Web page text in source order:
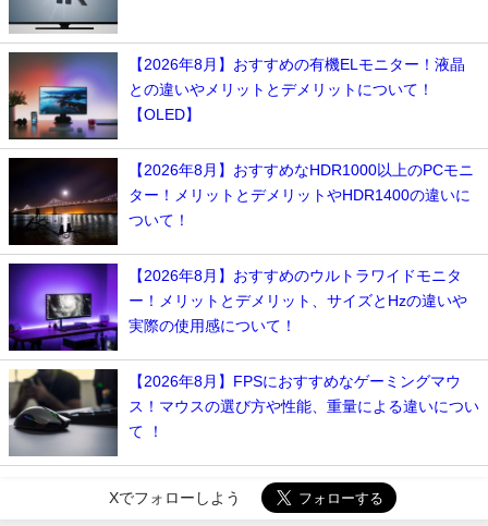
【2026年8月】おすすめの有機ELモニター！液晶
との違いやメリットとデメリットについて！
【OLED】
【2026年8月】おすすめなHDR1000以上のPCモニ
ター！メリットとデメリットやHDR1400の違いに
ついて！
【2026年8月】おすすめのウルトラワイドモニタ
ー！メリットとデメリット、サイズとHzの違いや
実際の使用感について！
【2026年8月】FPSにおすすめなゲーミングマウ
ス！マウスの選び方や性能、重量による違いについ
て ！
Xでフォローしよう